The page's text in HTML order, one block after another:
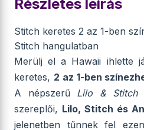
Részletes leírás
Stitch keretes 2 az 1-ben
Stitch hangulatban
Merülj el a Hawaii ihlette
keretes, 2 az 1-ben
A népszerű Lilo & Stitch
szereplői, Lilo, Stitch és
jelenetben tűnnek fel